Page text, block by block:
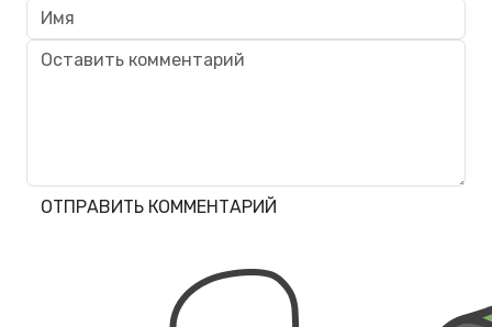
ОТПРАВИТЬ КОММЕНТАРИЙ